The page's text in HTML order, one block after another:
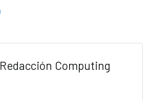
Redacción Computing